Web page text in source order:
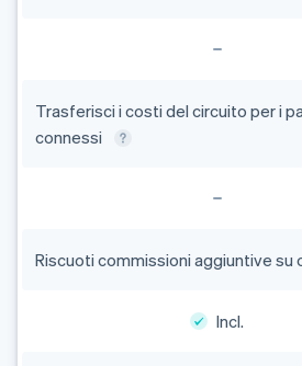
Trasferisci i costi del circuito per i
connessi
Riscuoti commissioni aggiuntive su
Incl.